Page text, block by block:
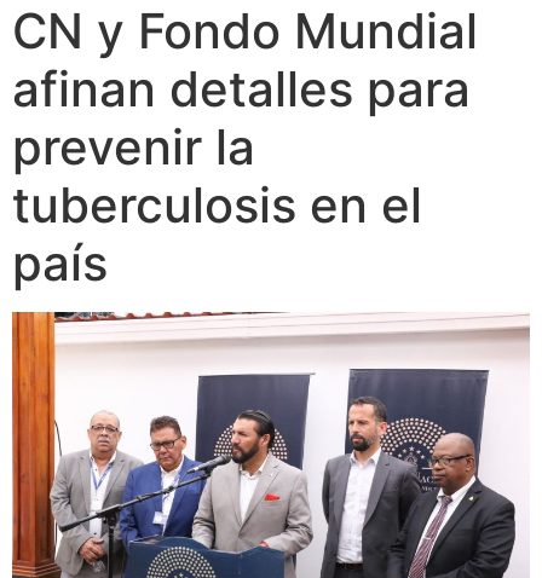
CN y Fondo Mundial
afinan detalles para
prevenir la
tuberculosis en el
país